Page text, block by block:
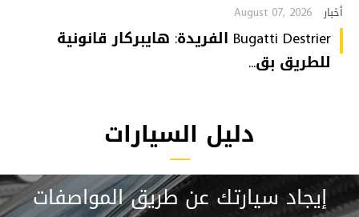
أخبار August 07, 2026
Bugatti Destrier الفريدة: هايبركار قانونية
للطريق بق...
دليل السيارات
إيجاد سيارتك عن طريق المواصفات